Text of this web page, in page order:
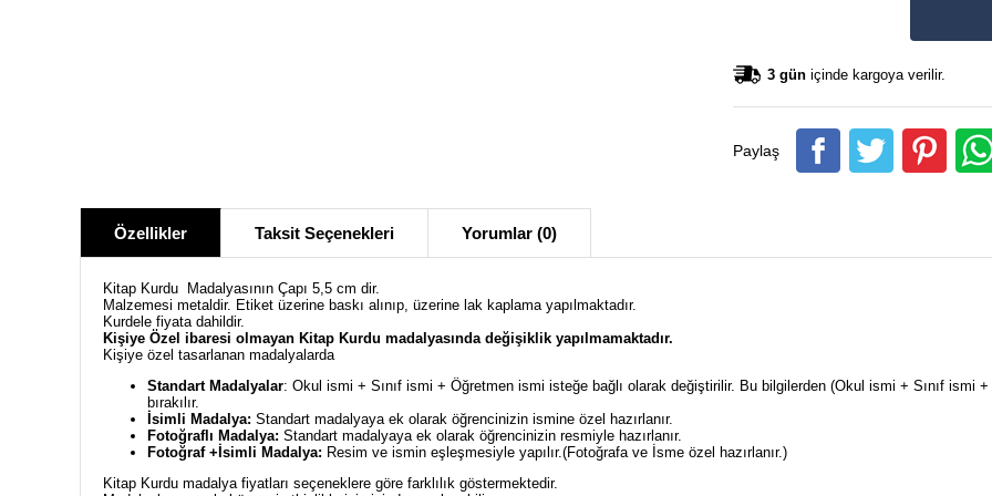
3 gün içinde kargoya verilir.
Paylaş
Özellikler Taksit Seçenekleri Yorumlar (0)
Kitap Kurdu Madalyasının Çapı 5,5 cm dir.
Malzemesi metaldir. Etiket üzerine baskı alınıp, üzerine lak kaplama yapılmaktadır.
Kurdele fiyata dahildir.
Kişiye Özel ibaresi olmayan Kitap Kurdu madalyasında değişiklik yapılmamaktadır.
Kişiye özel tasarlanan madalyalarda
Standart Madalyalar: Okul ismi + Sınıf ismi + Öğretmen ismi isteğe bağlı olarak değiştirilir. Bu bilgilerden (Okul ismi + Sınıf ismi
bırakılır.
İsimli Madalya: Standart madalyaya ek olarak öğrencinizin ismine özel hazırlanır.
Fotoğraflı Madalya: Standart madalyaya ek olarak öğrencinizin resmiyle hazırlanır.
Fotoğraf +İsimli Madalya: Resim ve ismin eşleşmesiyle yapılır.(Fotoğrafa ve İsme özel hazırlanır.)
Kitap Kurdu madalya fiyatları seçeneklere göre farklılık göstermektedir.